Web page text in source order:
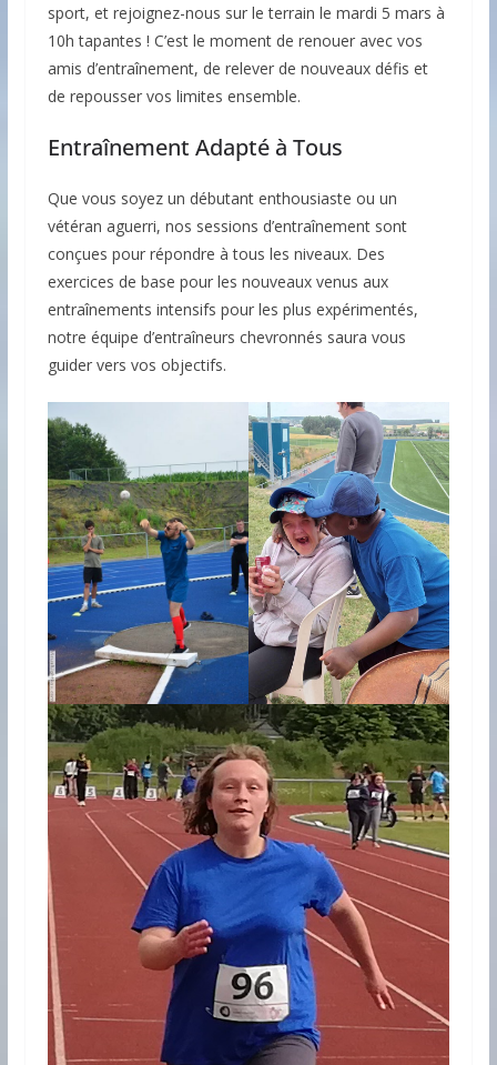
sport, et rejoignez-nous sur le terrain le mardi 5 mars à
10h tapantes ! C’est le moment de renouer avec vos
amis d’entraînement, de relever de nouveaux défis et
de repousser vos limites ensemble.
Entraînement Adapté à Tous
Que vous soyez un débutant enthousiaste ou un
vétéran aguerri, nos sessions d’entraînement sont
conçues pour répondre à tous les niveaux. Des
exercices de base pour les nouveaux venus aux
entraînements intensifs pour les plus expérimentés,
notre équipe d’entraîneurs chevronnés saura vous
guider vers vos objectifs.